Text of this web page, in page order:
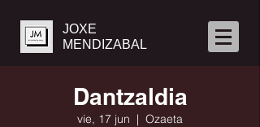
JOXE
MENDIZABAL
Dantzaldia
vie, 17 jun
  |
Ozaeta